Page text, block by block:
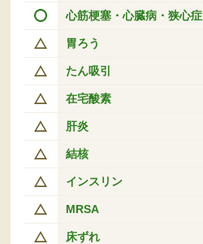
心筋梗塞・心臓病・狭心症
胃ろう
たん吸引
在宅酸素
肝炎
結核
インスリン
MRSA
床ずれ